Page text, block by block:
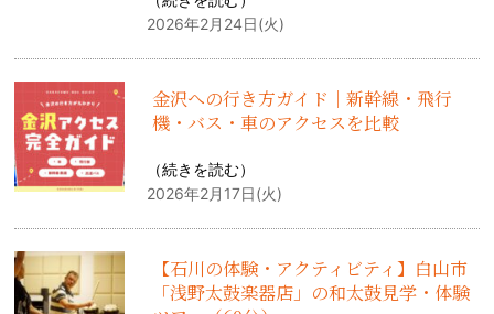
2026年2月24日(火)
金沢への行き方ガイド｜新幹線・飛行
機・バス・車のアクセスを比較
（続きを読む）
2026年2月17日(火)
【石川の体験・アクティビティ】白山市
「浅野太鼓楽器店」の和太鼓見学・体験